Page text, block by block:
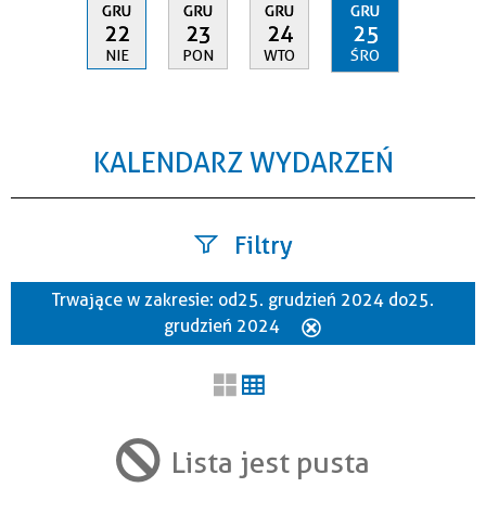
GRU
22
NIE
GRU
23
PON
GRU
24
WTO
GRU
25
ŚRO
KALENDARZ WYDARZEŃ
Filtry
Szukana fraza
Trwające w zakresie
Trwające w zakresie: od 25. grudzień 2024 do 25.
grudzień 2024
Lista jest pusta